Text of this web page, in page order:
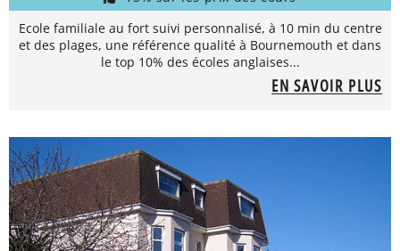
Ecole familiale au fort suivi personnalisé, à 10 min du centre
et des plages, une référence qualité à Bournemouth et dans
le top 10% des écoles anglaises...
EN SAVOIR PLUS